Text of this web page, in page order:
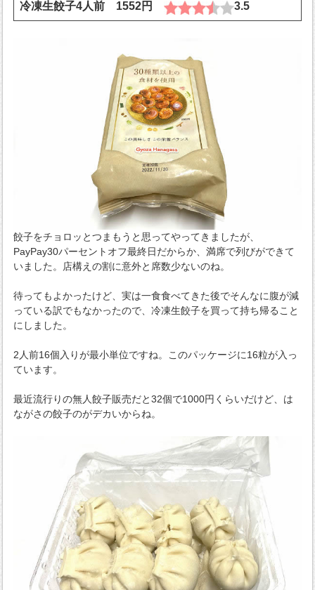
冷凍生餃子4人前 1552円 3.5
餃子をチョロッとつまもうと思ってやってきましたが、
PayPay30パーセントオフ最終日だからか、満席で列びができて
いました。店構えの割に意外と席数少ないのね。
待ってもよかったけど、実は一食食べてきた後でそんなに腹が減
っている訳でもなかったので、冷凍生餃子を買って持ち帰ること
にしました。
2人前16個入りが最小単位ですね。このパッケージに16粒が入っ
ています。
最近流行りの無人餃子販売だと32個で1000円くらいだけど、は
ながさの餃子のがデカいからね。